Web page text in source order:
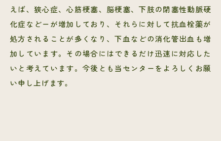
えば、狭心症、心筋梗塞、脳梗塞、下肢の閉塞性動脈硬
化症などーが増加しており、それらに対して抗血栓薬が
処方されることが多くなり、下血などの消化管出血も増
加しています。その場合にはできるだけ迅速に対応した
いと考えています。今後とも当センターをよろしくお願
い申し上げます。